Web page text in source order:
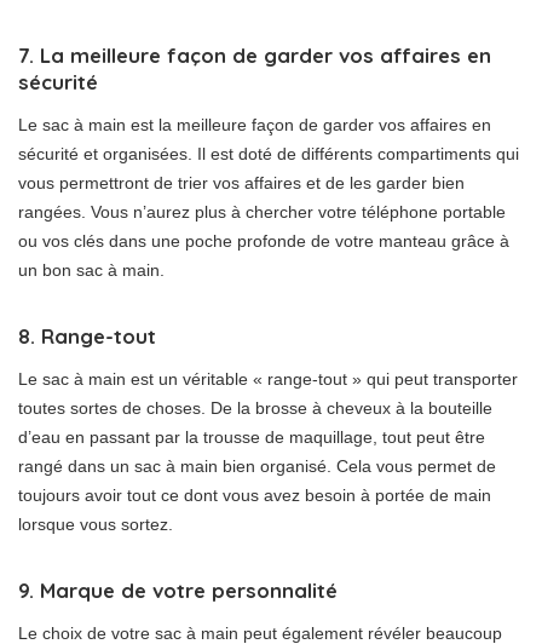
7. La meilleure façon de garder vos affaires en
sécurité
Le sac à main est la meilleure façon de garder vos affaires en
sécurité et organisées. Il est doté de différents compartiments qui
vous permettront de trier vos affaires et de les garder bien
rangées. Vous n’aurez plus à chercher votre téléphone portable
ou vos clés dans une poche profonde de votre manteau grâce à
un bon sac à main.
8. Range-tout
Le sac à main est un véritable « range-tout » qui peut transporter
toutes sortes de choses. De la brosse à cheveux à la bouteille
d’eau en passant par la trousse de maquillage, tout peut être
rangé dans un sac à main bien organisé. Cela vous permet de
toujours avoir tout ce dont vous avez besoin à portée de main
lorsque vous sortez.
9. Marque de votre personnalité
Le choix de votre sac à main peut également révéler beaucoup